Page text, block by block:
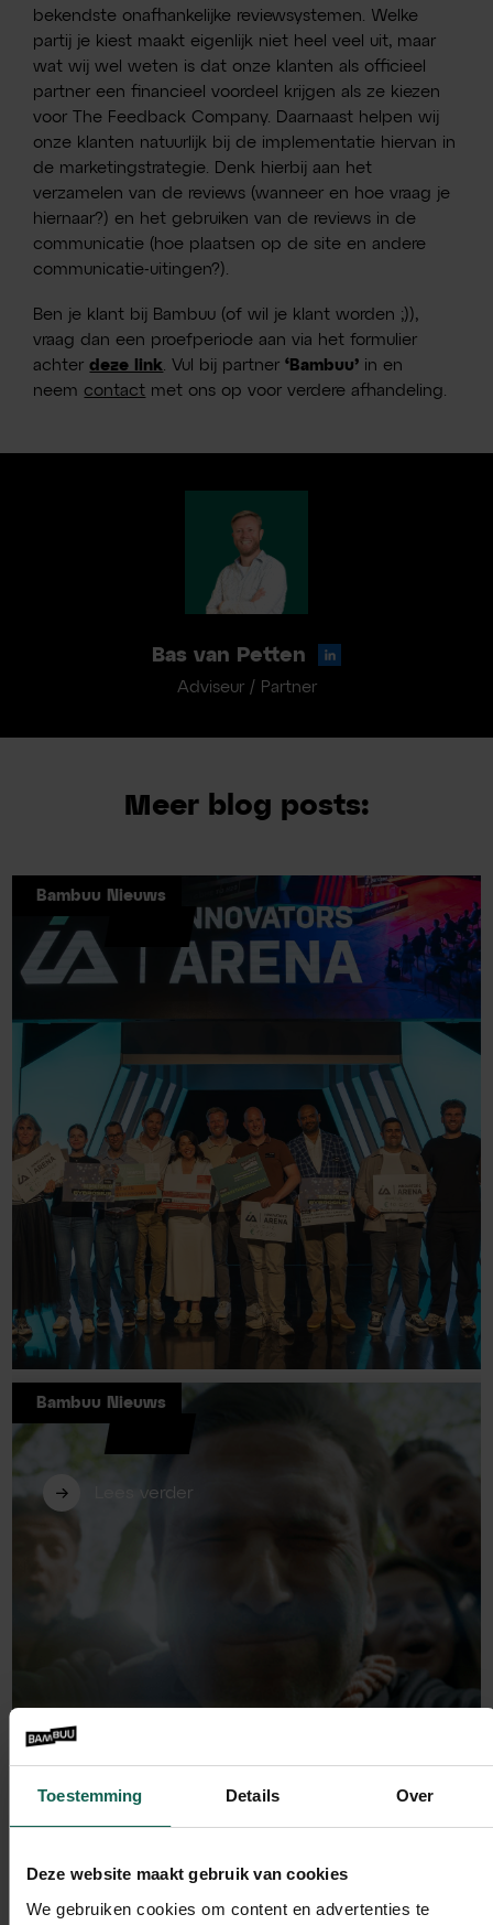
Toestemming Details Over
Deze website maakt gebruik van cookies
We gebruiken cookies om content en advertenties te
bekendste onafhankelijke reviewsystemen. Welke
partij je kiest maakt eigenlijk niet heel veel uit, maar
wat wij wel weten is dat onze klanten als officieel
partner een financieel voordeel krijgen als ze kiezen
voor The Feedback Company. Daarnaast helpen wij
onze klanten natuurlijk bij de implementatie hiervan in
de marketingstrategie. Denk hierbij aan het
verzamelen van de reviews (wanneer en hoe vraag je
hiernaar?) en het gebruiken van de reviews in de
communicatie (hoe plaatsen op de site en andere
communicatie-uitingen?).
Ben je klant bij Bambuu (of wil je klant worden ;)),
vraag dan een proefperiode aan via het formulier
achterdeze link . Vul bij partner ‘Bambuu’ in en
neem contact met ons op voor verdere afhandeling.
Bas van Petten
Adviseur / Partner
Meer blog posts:
Bambuu Nieuws
Bambuu opnieuw betrokken als
jurylid bij Innovators Arena 2026
Lees verder
Bambuu Nieuws
Bambuu Nieuws